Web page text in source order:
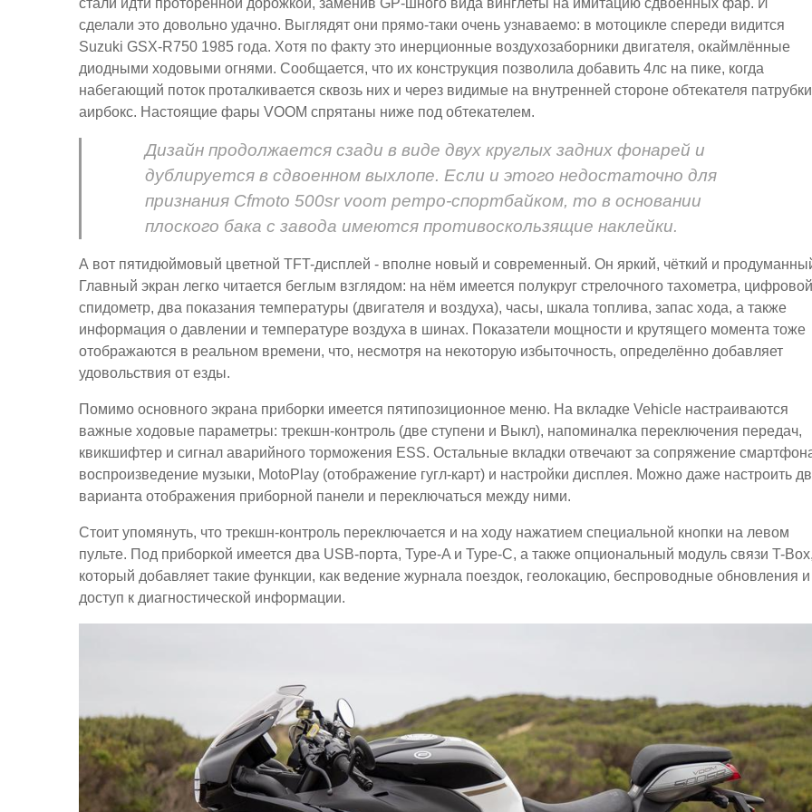
стали идти проторенной дорожкой, заменив GP-шного вида винглеты на имитацию сдвоенных фар. И
сделали это довольно удачно. Выглядят они прямо-таки очень узнаваемо: в мотоцикле спереди видится
Suzuki GSX-R750 1985 года. Хотя по факту это инерционные воздухозаборники двигателя, окаймлённые
диодными ходовыми огнями. Сообщается, что их конструкция позволила добавить 4лс на пике, когда
набегающий поток проталкивается сквозь них и через видимые на внутренней стороне обтекателя
аирбокс. Настоящие фары VOOM спрятаны ниже под обтекателем.
Дизайн продолжается сзади в виде двух круглых задних фонарей и
дублируется в сдвоенном выхлопе. Если и этого недостаточно для
признания Cfmoto 500sr voom ретро-спортбайком, то в основании
плоского бака с завода имеются противоскользящие наклейки.
А вот пятидюймовый цветной TFT-дисплей - вполне новый и современный. Он яркий, чёткий и
Главный экран легко читается беглым взглядом: на нём имеется полукруг стрелочного тахометра, цифровой
спидометр, два показания температуры (двигателя и воздуха), часы, шкала топлива, запас хода, а также
информация о давлении и температуре воздуха в шинах. Показатели мощности и крутящего момента тоже
отображаются в реальном времени, что, несмотря на некоторую избыточность, определённо добавляет
удовольствия от езды.
Помимо основного экрана приборки имеется пятипозиционное меню. На вкладке Vehicle настраиваются
важные ходовые параметры: трекшн-контроль (две ступени и Выкл), напоминалка переключения передач,
квикшифтер и сигнал аварийного торможения ESS. Остальные вкладки отвечают за сопряжение
воспроизведение музыки, MotoPlay (отображение гугл-карт) и настройки дисплея. Можно даже настроить
варианта отображения приборной панели и переключаться между ними.
Стоит упомянуть, что трекшн-контроль переключается и на ходу нажатием специальной кнопки на левом
пульте. Под приборкой имеется два USB-порта, Type-A и Type-C, а также опциональный модуль связи T-Box,
который добавляет такие функции, как ведение журнала поездок, геолокацию, беспроводные обновления и
доступ к диагностической информации.